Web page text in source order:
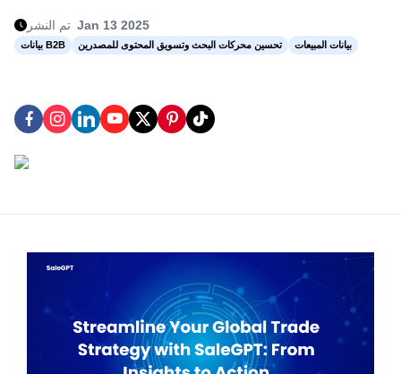
تم النشر Jan 13 2025
بيانات B2B تحسين محركات البحث وتسويق المحتوى للمصدرين بيانات المبيعات